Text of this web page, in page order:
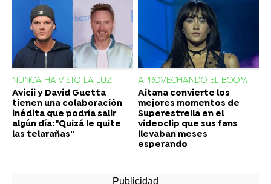
NUNCA HA VISTO LA LUZ
Avicii y David Guetta
tienen una colaboración
inédita que podría salir
algún día: "Quizá le quite
las telarañas”
APROVECHANDO EL BOOM
Aitana convierte los
mejores momentos de
Superestrella en el
videoclip que sus fans
llevaban meses
esperando